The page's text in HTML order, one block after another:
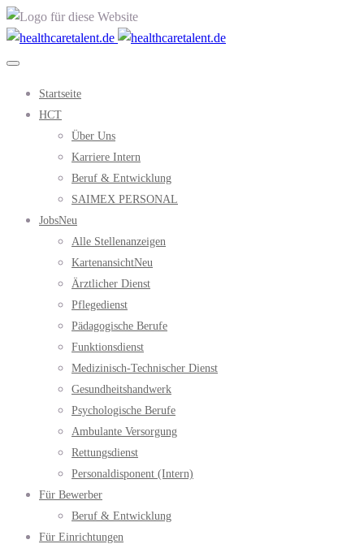
Startseite
HCT
Über Uns
Karriere Intern
Beruf & Entwicklung
SAIMEX PERSONAL
JobsNeu
Alle Stellenanzeigen
KartenansichtNeu
Ärztlicher Dienst
Pflegedienst
Pädagogische Berufe
Funktionsdienst
Medizinisch-Technischer Dienst
Gesundheitshandwerk
Psychologische Berufe
Ambulante Versorgung
Rettungsdienst
Personaldisponent (Intern)
Für Bewerber
Beruf & Entwicklung
Für Einrichtungen